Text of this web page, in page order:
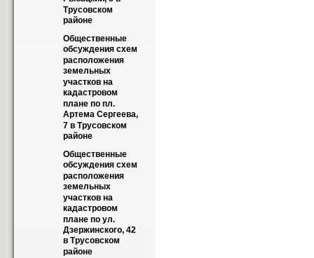
Трусовском
районе
Общественные
обсуждения схем
расположения
земельных
участков на
кадастровом
плане по пл.
Артема Сергеева,
7 в Трусовском
районе
Общественные
обсуждения схем
расположения
земельных
участков на
кадастровом
плане по ул.
Дзержинского, 42
в Трусовском
районе